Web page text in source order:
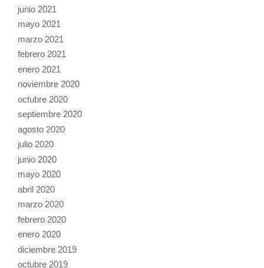
junio 2021
mayo 2021
marzo 2021
febrero 2021
enero 2021
noviembre 2020
octubre 2020
septiembre 2020
agosto 2020
julio 2020
junio 2020
mayo 2020
abril 2020
marzo 2020
febrero 2020
enero 2020
diciembre 2019
octubre 2019